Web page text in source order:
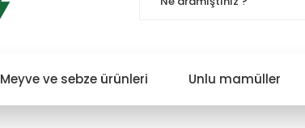
Meyve ve sebze ürünleri Unlu mamüller